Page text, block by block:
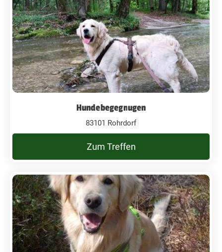
Hundebegegnugen
83101 Rohrdorf
Zum Treffen